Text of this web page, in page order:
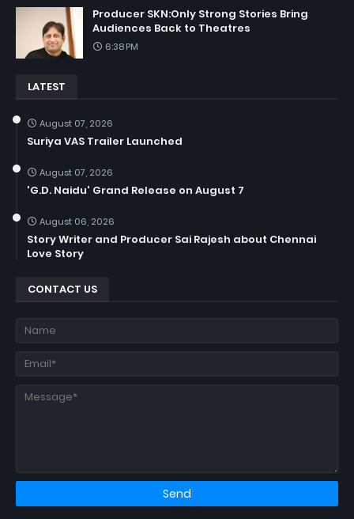
Producer SKN:Only Strong Stories Bring
Audiences Back to Theatres
6:38 PM
LATEST
August 07, 2026
Suriya VAS Trailer Launched
August 07, 2026
'G.D. Naidu' Grand Release on August 7
August 06, 2026
Story Writer and Producer Sai Rajesh about Chennai
Love Story
CONTACT US